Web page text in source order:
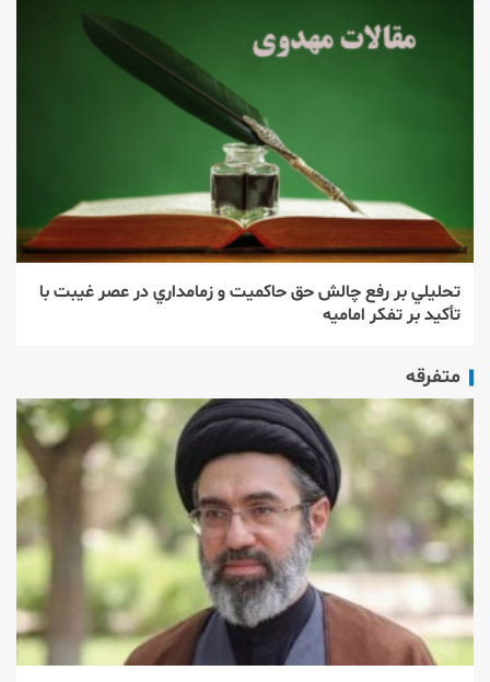
تحليلي بر رفع چالش حق حاكميت و زمامداري در عصر غيبت با
تأكيد بر تفكر اماميه
متفرقه